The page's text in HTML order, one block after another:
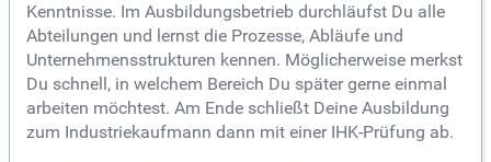
Kenntnisse. Im Ausbildungsbetrieb durchläufst Du alle
Abteilungen und lernst die Prozesse, Abläufe und
Unternehmensstrukturen kennen. Möglicherweise merkst
Du schnell, in welchem Bereich Du später gerne einmal
arbeiten möchtest. Am Ende schließt Deine Ausbildung
zum Industriekaufmann dann mit einer IHK-Prüfung ab.